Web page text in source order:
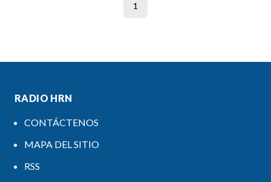
1
RADIO HRN
CONTÁCTENOS
MAPA DEL SITIO
RSS